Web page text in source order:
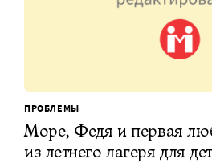
ПРОБЛЕМЫ
Море, Федя и первая
из летнего лагеря для